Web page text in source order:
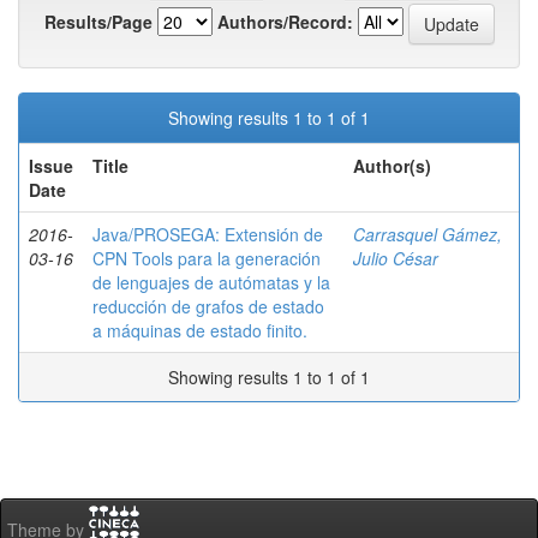
Results/Page
Authors/Record:
Showing results 1 to 1 of 1
Issue
Date
Title Author(s)
2016-
03-16
Java/PROSEGA: Extensión de
CPN Tools para la generación
de lenguajes de autómatas y la
reducción de grafos de estado
a máquinas de estado finito.
Carrasquel Gámez,
Julio César
Showing results 1 to 1 of 1
Theme by